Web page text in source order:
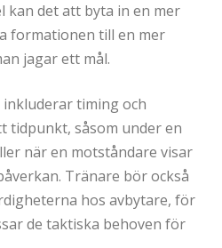
kan det att byta in en mer
formationen till en mer
jagar ett mål.
timing och
tidpunkt, såsom under en
när en motståndare visar
Tränare bör också
hos avbytare, för
de taktiska behoven för